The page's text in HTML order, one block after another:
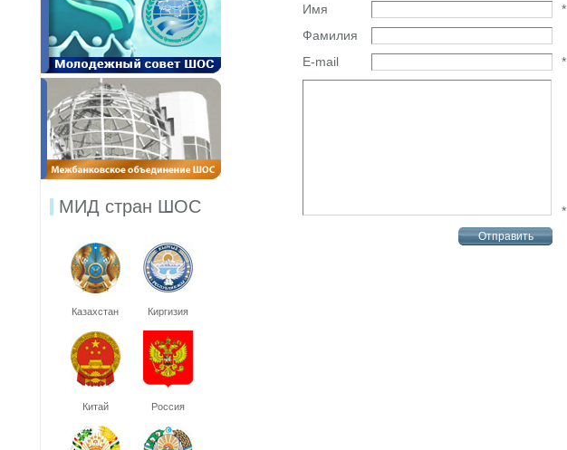
МИД стран ШОС
Казахстан Киргизия
Китай Россия
Имя
*
Фамилия
E-mail
*
*